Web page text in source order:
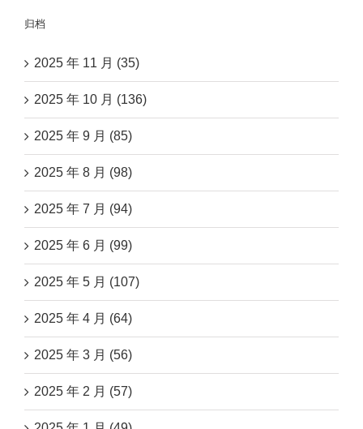
归档
2025 年 11 月 (35)
2025 年 10 月 (136)
2025 年 9 月 (85)
2025 年 8 月 (98)
2025 年 7 月 (94)
2025 年 6 月 (99)
2025 年 5 月 (107)
2025 年 4 月 (64)
2025 年 3 月 (56)
2025 年 2 月 (57)